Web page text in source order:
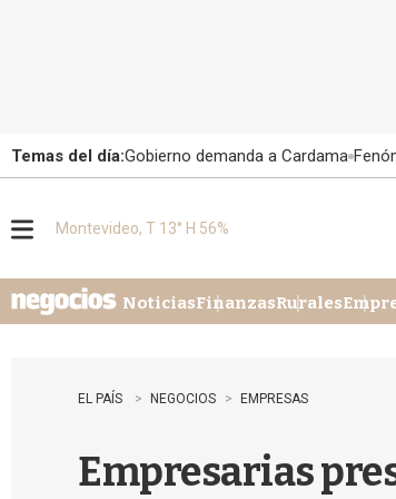
Temas del día:Gobierno demanda a Cardama
u
Montevideo, T 13° H 56%
NoticiasFinanzasRurales
EL PAÍS NEGOCIOS EMPRESAS
Empresarias